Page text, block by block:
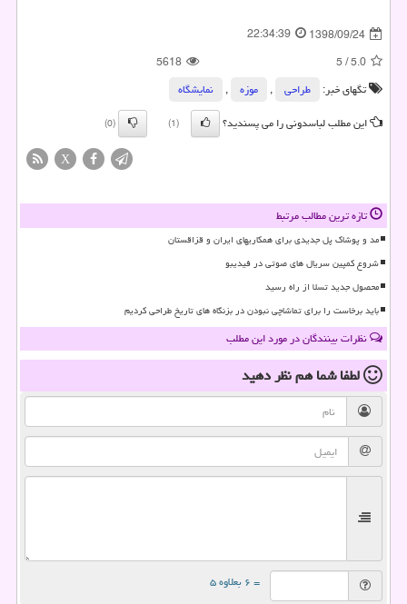
1398/09/24
22:34:39
5.0
/
5
5618
تگهای خبر:
طراحی , موزه ,
نمایشگاه
این مطلب لباسدونی را می پسندید؟
(1)
(0)
X
تازه ترین مطالب مرتبط
مد و پوشاک پل جدیدی برای همکاریهای ایران و قزاقستان
شروع کمپین سریال های صوتی در فیدیبو
محصول جدید تسلا از راه رسید
باید برخاست را برای تماشاچی نبودن در بزنگاه های تاریخ طراحی کردیم
نظرات بینندگان در مورد این مطلب
لطفا شما همنظر دهید
= ۶ بعلاوه ۵